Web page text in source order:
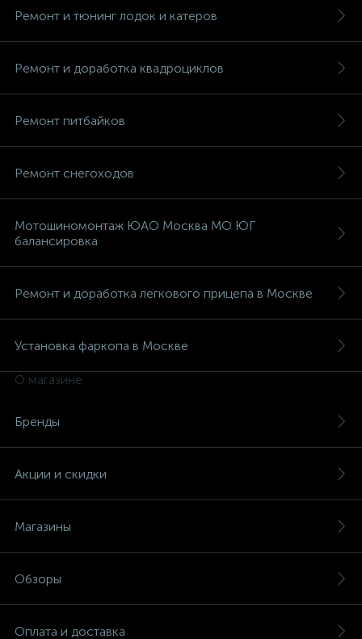
Ремонт и тюнинг лодок и катеров
Ремонт и доработка квадроциклов
Ремонт питбайков
Ремонт снегоходов
Мотошиномонтаж ЮАО Москва МО ЮГ
балансировка
Ремонт и доработка легкового прицепа в Москве
Установка фаркопа в Москве
О магазине
Бренды
Акции и скидки
Магазины
Обзоры
Оплата и доставка